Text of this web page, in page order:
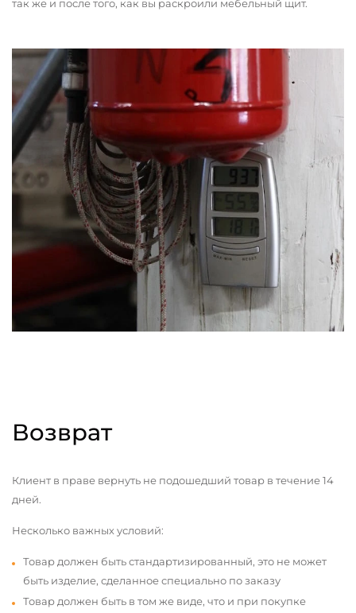
так же и после того, как вы раскроили мебельный щит.
Возврат
Клиент в праве вернуть не подошедший товар в течение 14
дней.
Несколько важных условий:
Товар должен быть стандартизированный, это не может
быть изделие, сделанное специально по заказу
Товар должен быть в том же виде, что и при покупке